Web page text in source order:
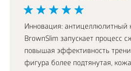
Инновация: антицеллюлитный
BrownSlim запускает процесс
повышая эффективность
фигура более подтянутая,